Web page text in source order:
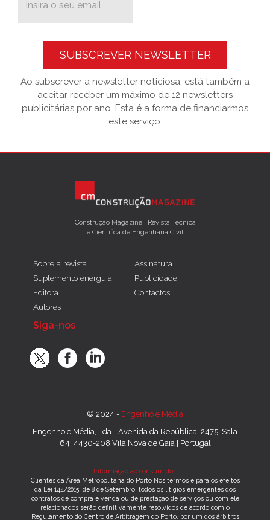
SUBSCREVER NEWSLETTER
Ao subscrever a newsletter noticiosa, está também a
aceitar receber um máximo de 12 newsletters
publicitárias por ano. Esta é a forma de financiarmos
este serviço.
Construção Magazine | Revista Técnica
e Científica de Engenharia Civil
Sobre a revista
Suplemento energuia
Editora
Autores
Assinatura
Publicidade
Contactos
Siga-nos
© 2024 - Engenho e Média
Engenho e Média, Lda - Avenida da República, 2475, Sala
64, 4430-208 Vila Nova de Gaia | Portugal
Informação ao consumidor:
Clientes da Área Metropolitana do Porto Nos termos e para os efeitos
da Lei 144/2015, de 8 de Setembro, todos os litígios emergentes dos
contratos de compra e venda ou de prestação de serviços ou com ele
relacionados serão definitivamente resolvidos de acordo com o
Regulamento do Centro de Arbitragem do Porto, por um dos árbitros